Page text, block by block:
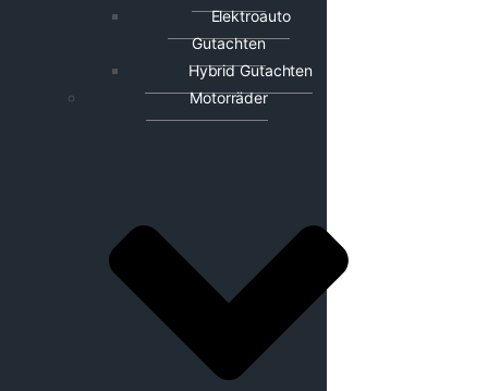
Elektroauto
Gutachten
Hybrid Gutachten
Motorräder